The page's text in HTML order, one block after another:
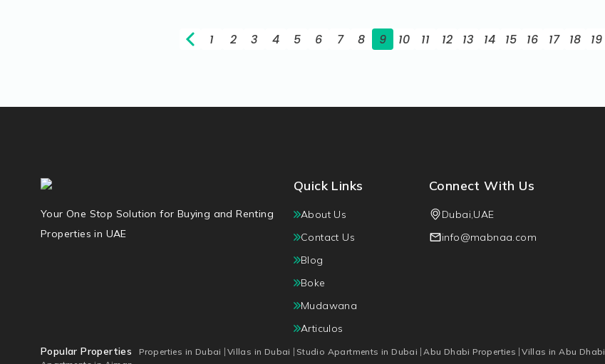
1 2 3 4 5 6 7 8 9 10 11 12 13 14 15 16 17 18 19
Your One Stop Solution for Buying and Renting
Properties in UAE
Quick Links
About Us
Contact Us
Blog
Boke
Mudawana
Articulos
Connect With Us
Dubai,UAE
info@mabnaa.com
Popular Properties Properties in Dubai Villas in Dubai Studio Apartments in Dubai Abu Dhabi Properties Villas in Abu Dhabi